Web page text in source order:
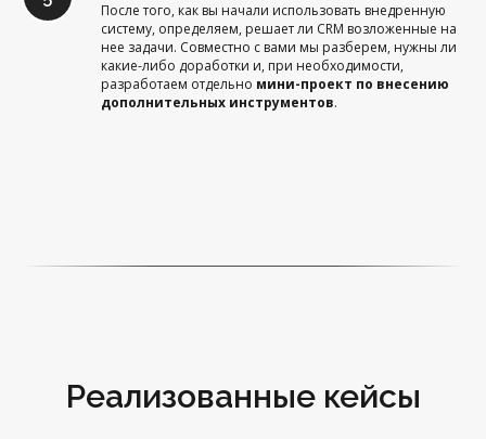
После того, как вы начали использовать внедренную
систему, определяем, решает ли CRM возложенные на
нее задачи. Совместно с вами мы разберем, нужны ли
какие-либо доработки и, при необходимости,
разработаем отдельно мини-проект по внесению
дополнительных инструментов.
Реализованные кейсы